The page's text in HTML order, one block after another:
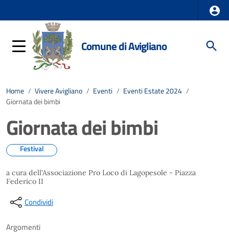
Comune di Avigliano
Home / Vivere Avigliano / Eventi / Eventi Estate 2024 /
Giornata dei bimbi
Giornata dei bimbi
Festival
a cura dell'Associazione Pro Loco di Lagopesole - Piazza
Federico II
Condividi
Argomenti